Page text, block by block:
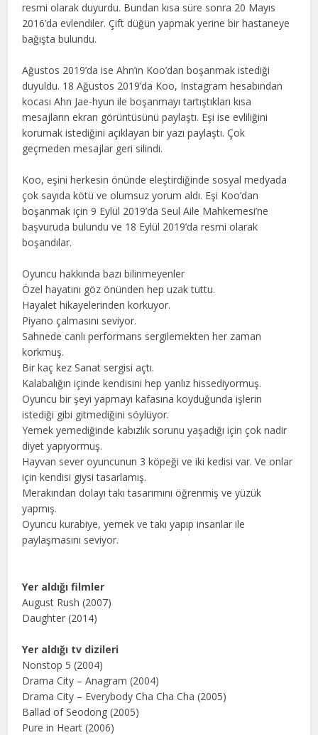
resmi olarak duyurdu. Bundan kısa süre sonra 20 Mayıs
2016’da evlendiler. Çift düğün yapmak yerine bir hastaneye
bağışta bulundu.
Ağustos 2019’da ise Ahn’ın Koo’dan boşanmak istediği
duyuldu. 18 Ağustos 2019’da Koo, Instagram hesabından
kocası Ahn Jae-hyun ile boşanmayı tartıştıkları kısa
mesajların ekran görüntüsünü paylaştı. Eşi ise evliliğini
korumak istediğini açıklayan bir yazı paylaştı. Çok
geçmeden mesajlar geri silindi.
Koo, eşini herkesin önünde eleştirdiğinde sosyal medyada
çok sayıda kötü ve olumsuz yorum aldı. Eşi Koo’dan
boşanmak için 9 Eylül 2019’da Seul Aile Mahkemesi’ne
başvuruda bulundu ve 18 Eylül 2019’da resmi olarak
boşandılar.
Oyuncu hakkında bazı bilinmeyenler
Özel hayatını göz önünden hep uzak tuttu.
Hayalet hikayelerinden korkuyor.
Piyano çalmasını seviyor.
Sahnede canlı performans sergilemekten her zaman
korkmuş.
Bir kaç kez Sanat sergisi açtı.
Kalabalığın içinde kendisini hep yanlız hissediyormuş.
Oyuncu bir şeyi yapmayı kafasına koyduğunda işlerin
istediği gibi gitmediğini söylüyor.
Yemek yemediğinde kabızlık sorunu yaşadığı için çok nadir
diyet yapıyormuş.
Hayvan sever oyuncunun 3 köpeği ve iki kedisi var. Ve onlar
için kendisi giysi tasarlamış.
Merakından dolayı takı tasarımını öğrenmiş ve yüzük
yapmış.
Oyuncu kurabiye, yemek ve takı yapıp insanlar ile
paylaşmasını seviyor.
Yer aldığı filmler
August Rush (2007)
Daughter (2014)
Yer aldığı tv dizileri
Nonstop 5 (2004)
Drama City – Anagram (2004)
Drama City – Everybody Cha Cha Cha (2005)
Ballad of Seodong (2005)
Pure in Heart (2006)